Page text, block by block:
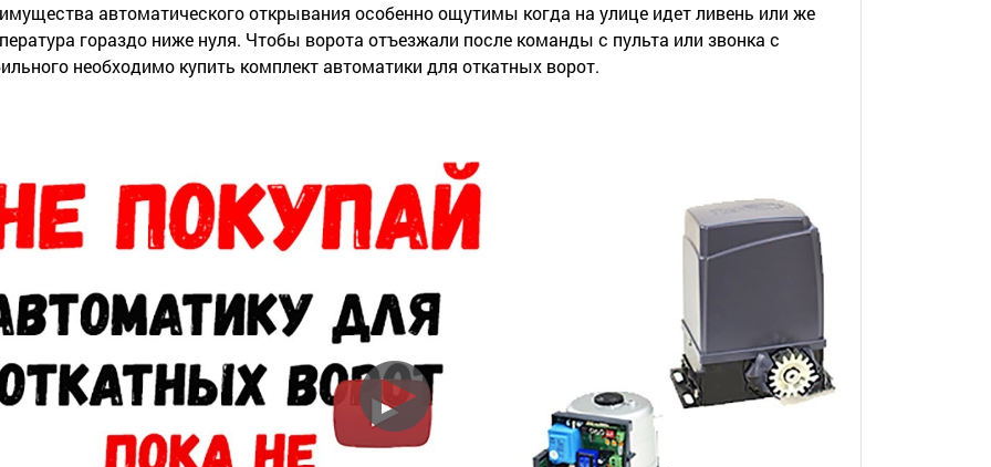
автоматического открывания особенно ощутимы когда на улице идет ливень или же
гораздо ниже нуля. Чтобы ворота отъезжали после команды с пульта или звонка с
необходимо купить комплект автоматики для откатных ворот.